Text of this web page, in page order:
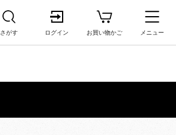
さがす ログイン お買い物かご メニュー